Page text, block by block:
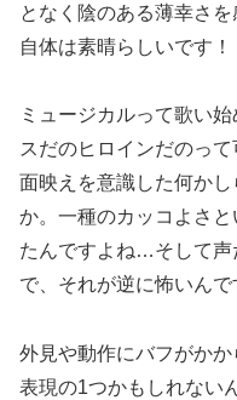
となく陰のある薄幸さ
自体は素晴らしいです
ミュージカルって歌い
スだのヒロインだのっ
面映えを意識した何か
か。一種のカッコよさ
たんですよね…そして声
で、それが逆に怖いんで
外見や動作にバフがか
表現の1つかもしれない